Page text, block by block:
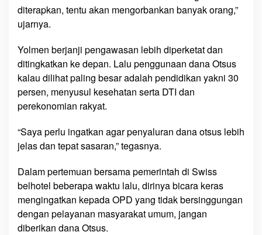
diterapkan, tentu akan mengorbankan banyak orang,”
ujarnya.
Yolmen berjanji pengawasan lebih diperketat dan
ditingkatkan ke depan. Lalu penggunaan dana Otsus
kalau dilihat paling besar adalah pendidikan yakni 30
persen, menyusul kesehatan serta DTI dan
perekonomian rakyat.
“Saya perlu ingatkan agar penyaluran dana otsus lebih
jelas dan tepat sasaran,” tegasnya.
Dalam pertemuan bersama pemerintah di Swiss
belhotel beberapa waktu lalu, dirinya bicara keras
mengingatkan kepada OPD yang tidak bersinggungan
dengan pelayanan masyarakat umum, jangan
diberikan dana Otsus.